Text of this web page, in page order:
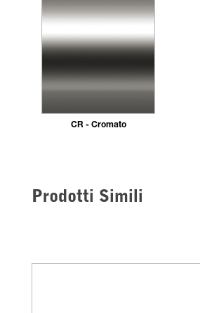
CR - Cromato
Prodotti Simili